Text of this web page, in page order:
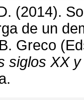
(2014).
de un
Greco
siglos XX y